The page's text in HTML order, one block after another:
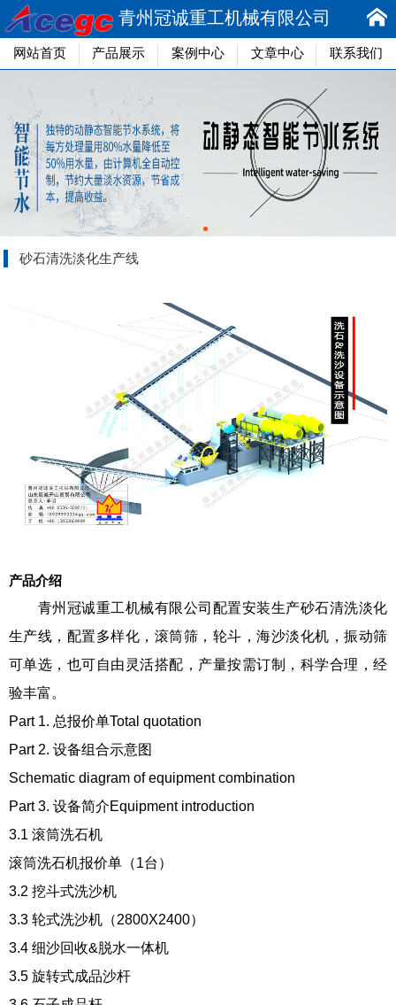
青州冠诚重工机械有限公司
网站首页 产品展示 案例中心 文章中心 联系我们
砂石清洗淡化生产线
产品介绍
青州冠诚重工机械有限公司配置安装生产砂石清洗淡化
生产线，配置多样化，滚筒筛，轮斗，海沙淡化机，振动筛
可单选，也可自由灵活搭配，产量按需订制，科学合理，经
验丰富。
Part 1. 总报价单Total quotation
Part 2. 设备组合示意图
Schematic diagram of equipment combination
Part 3. 设备简介Equipment introduction
3.1 滚筒洗石机
滚筒洗石机报价单（1台）
3.2 挖斗式洗沙机
3.3 轮式洗沙机（2800X2400）
3.4 细沙回收&脱水一体机
3.5 旋转式成品沙杆